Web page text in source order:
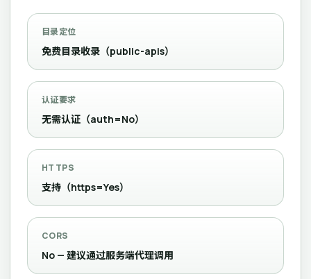
目录定位
免费目录收录（public-apis）
认证要求
无需认证（auth=No）
HTTPS
支持（https=Yes）
CORS
No — 建议通过服务端代理调用